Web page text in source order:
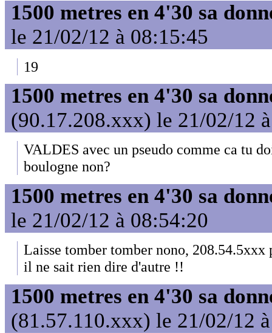
1500 metres en 4'30 sa
le 21/02/12 à 08:15:45
19
1500 metres en 4'30 sa
(90.17.208.xxx) le 21/02/12
VALDES avec un pseudo comme ca tu
boulogne non?
1500 metres en 4'30 sa
le 21/02/12 à 08:54:20
Laisse tomber tomber nono, 208.54.5xxx
il ne sait rien dire d'autre !!
1500 metres en 4'30 sa
(81.57.110.xxx) le 21/02/12